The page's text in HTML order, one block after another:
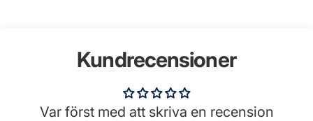
Kundrecensioner
Var först med att skriva en recension